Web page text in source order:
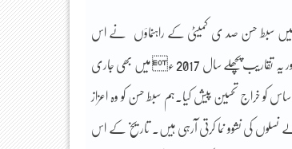
میں سبط حسن صد ی کمیٹی کے راہنماؤں نے اس
تقریب کے حوالے سے بتایا تھا کہ یہ تقریبات آنے والے سال میں بھی تمام ملک میں منائی جائیں گی اور یہ تقاریب پچھلے سال 2017 ء میں بھی جاری
خراج تحسین پیش کیا۔ہم سبط حسن کو وہ اعزاز
کی نشوو نما کرتی آرہی ہیں۔ تاریخ کے اس